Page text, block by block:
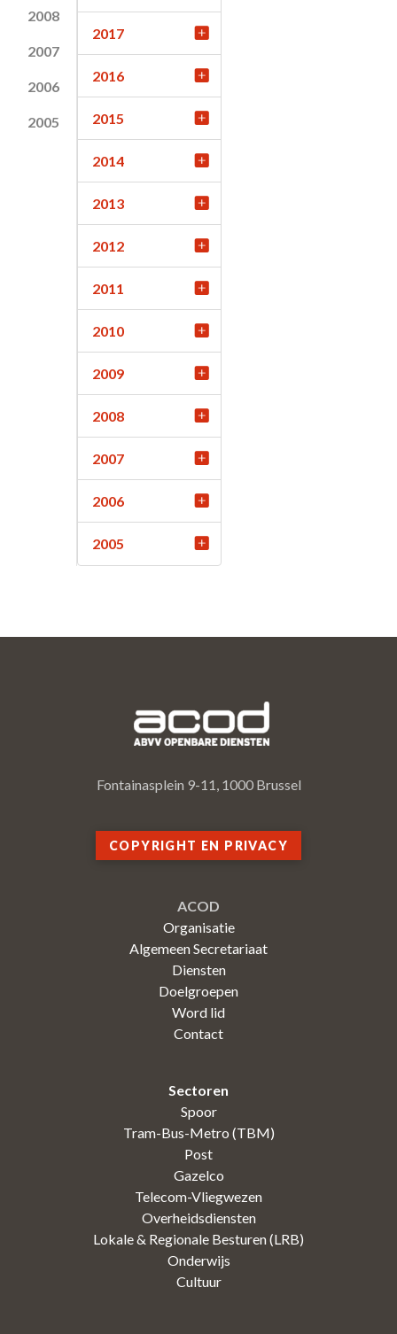
2008
2007
2006
2005
2017
2016
2015
2014
2013
2012
2011
2010
2009
2008
2007
2006
2005
Fontainasplein 9-11, 1000 Brussel
COPYRIGHT EN PRIVACY
ACOD
Organisatie
Algemeen Secretariaat
Diensten
Doelgroepen
Word lid
Contact
Sectoren
Spoor
Tram-Bus-Metro (TBM)
Post
Gazelco
Telecom-Vliegwezen
Overheidsdiensten
Lokale & Regionale Besturen (LRB)
Onderwijs
Cultuur